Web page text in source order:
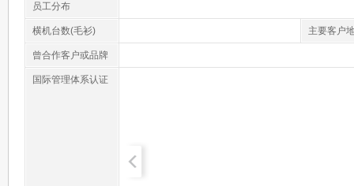
员工分布
横机台数(毛衫) 主要客户
曾合作客户或品牌
国际管理体系认证